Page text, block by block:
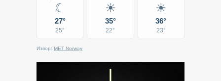
☾
27°
25°
☀
35°
22°
☀
36°
23°
Извор: MET Norway